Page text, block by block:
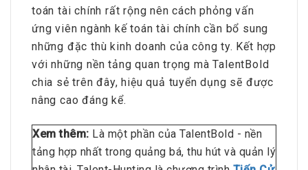
toán tài chính rất rộng nên cách phỏng vấn
ứng viên ngành kế toán tài chính cần bổ sung
những đặc thù kinh doanh của công ty. Kết hợp
với những nền tảng quan trọng mà TalentBold
chia sẻ trên đây, hiệu quả tuyển dụng sẽ được
nâng cao đáng kể.
Xem thêm: Là một phần của TalentBold - nền
tảng hợp nhất trong quảng bá, thu hút và quản lý